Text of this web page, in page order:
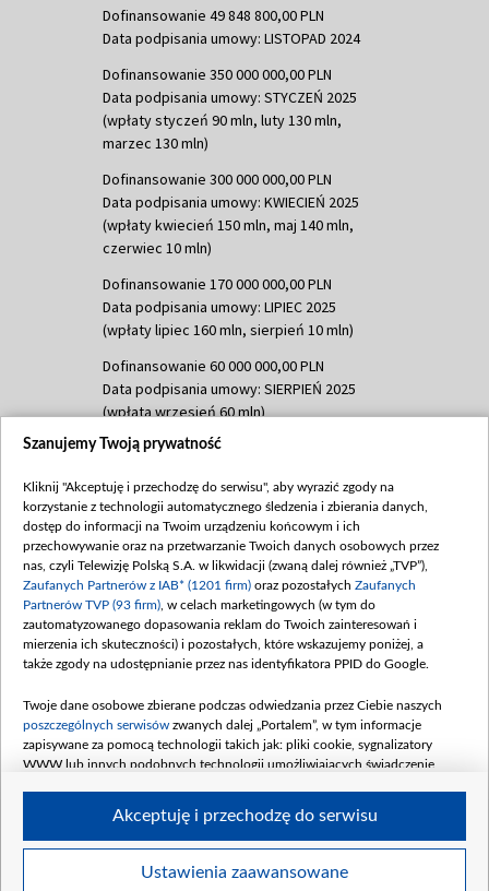
Dofinansowanie 49 848 800,00 PLN
Data podpisania umowy: LISTOPAD 2024
Dofinansowanie 350 000 000,00 PLN
Data podpisania umowy: STYCZEŃ 2025
(wpłaty styczeń 90 mln, luty 130 mln,
marzec 130 mln)
Dofinansowanie 300 000 000,00 PLN
Data podpisania umowy: KWIECIEŃ 2025
(wpłaty kwiecień 150 mln, maj 140 mln,
czerwiec 10 mln)
Dofinansowanie 170 000 000,00 PLN
Data podpisania umowy: LIPIEC 2025
(wpłaty lipiec 160 mln, sierpień 10 mln)
Dofinansowanie 60 000 000,00 PLN
Data podpisania umowy: SIERPIEŃ 2025
(wpłata wrzesień 60 mln)
Dofinansowanie 635 783 051,21 PLN
(wpłata wrzesień 100 mln, październik 350
mln, listopad 265 mln)
Dofinansowanie 48 862 000,00 PLN
Data podpisania umowy: GRUDZIEŃ 2025
(wpłata grudzień 60,548 mln)
Dofinansowanie 900 000 000,00 PLN
Data podpisania umowy: LUTY 2026 (wpłata
kwiecień 180 mln, 7 maja 180 mln, 8
czerwca 90 mln)
Dofinansowanie 250 000 000,00 PLN
4 sierpnia 250 mln
Szanujemy Twoją prywatność
Kliknij "Akceptuję i przechodzę do serwisu", aby wyrazić zgody na
korzystanie z technologii automatycznego śledzenia i zbierania danych,
dostęp do informacji na Twoim urządzeniu końcowym i ich
przechowywanie oraz na przetwarzanie Twoich danych osobowych przez
nas, czyli Telewizję Polską S.A. w likwidacji (zwaną dalej również „TVP”),
Zaufanych Partnerów z IAB* (1201 firm) oraz pozostałych Zaufanych
Partnerów TVP (93 firm) , w celach marketingowych (w tym do
zautomatyzowanego dopasowania reklam do Twoich zainteresowań i
mierzenia ich skuteczności) i pozostałych, które wskazujemy poniżej, a
także zgody na udostępnianie przez nas identyfikatora PPID do Google.
Twoje dane osobowe zbierane podczas odwiedzania przez Ciebie naszych
poszczególnych serwisów zwanych dalej „Portalem”, w tym informacje
zapisywane za pomocą technologii takich jak: pliki cookie, sygnalizatory
WWW lub innych podobnych technologii umożliwiających świadczenie
Twoje dane osobowe zbierane podczas odwiedzania przez Ciebie
Ustawienia zaawansowane
Akceptuję i przechodzę do serwisu